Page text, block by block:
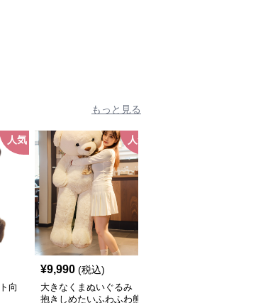
もっと見る
人気
向
人気
¥9,990 (税込)
大きなくまぬいぐるみ
抱きしめたいふわふわ熊